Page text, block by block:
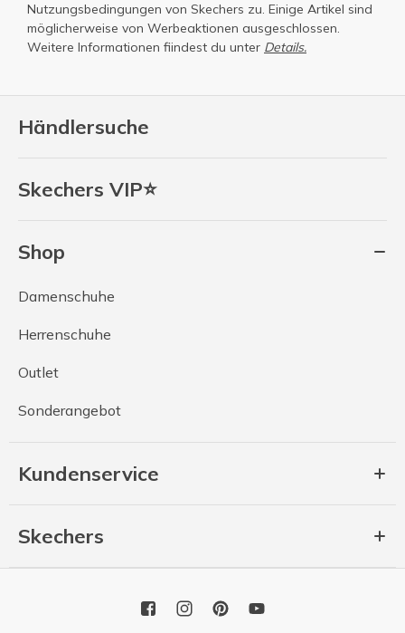
Händlersuche
Skechers VIP⭐
Shop
Damenschuhe
Herrenschuhe
Outlet
Sonderangebot
Kundenservice
Skechers
Nutzungsbedingungen von Skechers zu. Einige Artikel sind
möglicherweise von Werbeaktionen ausgeschlossen.
Weitere Informationen fiindest du unter Details.